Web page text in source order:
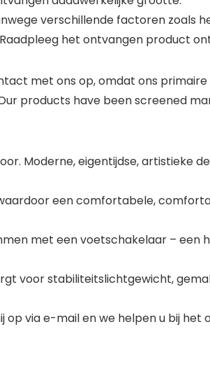
verschillende factoren zoals
het ontvangen product
met ons op, omdat ons primaire
products have been screened
Moderne, eigentijdse, artistieke
een comfortabele,
met een voetschakelaar – een
voor stabiliteitslichtgewicht,
via e-mail en we helpen u bij het